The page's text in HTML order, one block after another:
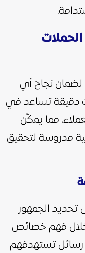
نجاح أي
دقيقة تساعد في
مما يمكّن
مدروسة لتحقيق
الجمهور
فهم خصائص
رسائل تستهدفهم